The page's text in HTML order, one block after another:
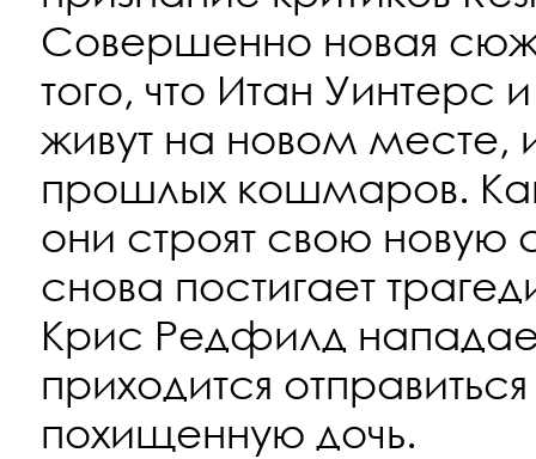
Совершенно новая
того, что Итан
живут на новом месте,
прошлых кошмаров.
они строят свою новую
снова постигает
Крис Редфилд
приходится
похищенную дочь.